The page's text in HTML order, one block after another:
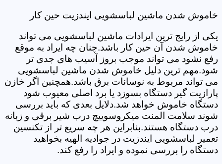
خاموش شدن ماشین لباسشویی ایندزیت حین کار
یکی از رایج ترین ایرادات ماشین لباسشویی می تواند
خاموش شدن آن حین کار باشد.چنان چه ایراد به موقع
رفع نشود می تواند موجب بروز آسیب های جدی تر
شود.مهم ترین دلیل خاموش شدن ماشین لباسشویی
می تواند مربوط به نوسانات برق باشد.همچنین اگر خازن
پارازیت گیر دستگاه بسوزد یا برد اصلی معیوب شود
دستگاه خاموش خواهد شد.دلایل بعدی که باید بررسی
شوند سلامت المنت میکروسوییچ درب شیر برقی و زبانه
درب دستگاه هستند.بنابراین هر چه سریع تر از تکنسین
تعمیر لباسشویی ایندزیت در جوادیه الهیه بخواهید
دستگاه را بررسی نموده و ایراد را رفع کند.